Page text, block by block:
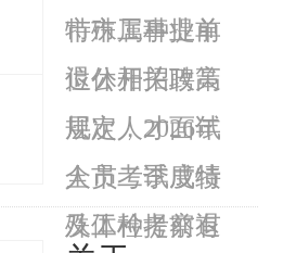
市市属事业单
位公开招聘高
层次人才面试
人员考试成绩
及体检考察有
特殊工种提前
退休相关政策
规定，2026年
全市二季度特
殊工种提前退